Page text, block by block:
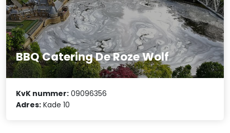
BBQ Catering De Roze Wolf
KvK nummer: 09096356
Adres: Kade 10